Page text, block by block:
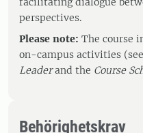
perspectives.
Please note: The course
on-campus activities (see
Leaderand the Course
Behörighetskrav